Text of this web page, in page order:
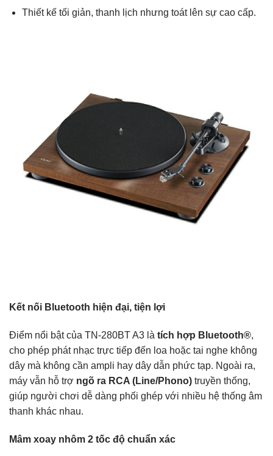
Thiết kế tối giản, thanh lịch nhưng toát lên sự cao cấp.
Kết nối Bluetooth hiện đại, tiện lợi
Điểm nổi bật của TN-280BT A3 là tích hợp Bluetooth®,
cho phép phát nhạc trực tiếp đến loa hoặc tai nghe không
dây mà không cần ampli hay dây dẫn phức tạp. Ngoài ra,
máy vẫn hỗ trợ ngõ ra RCA (Line/Phono) truyền thống,
giúp người chơi dễ dàng phối ghép với nhiều hệ thống âm
thanh khác nhau.
Mâm xoay nhôm 2 tốc độ chuẩn xác